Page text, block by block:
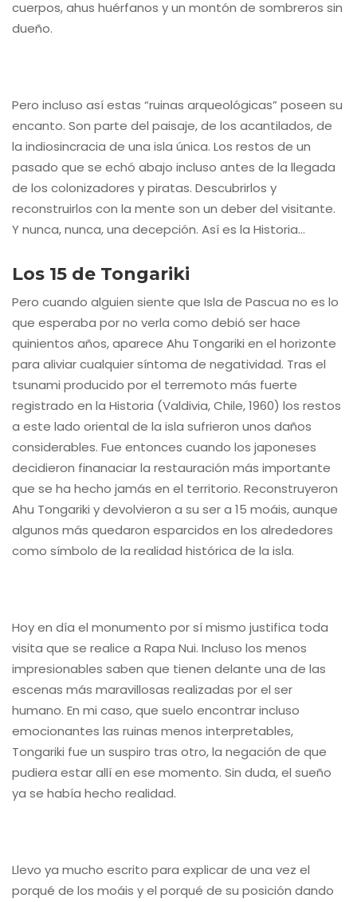
cuerpos, ahus huérfanos y un montón de sombreros sin
dueño.
Pero incluso así estas “ruinas arqueológicas” poseen su
encanto. Son parte del paisaje, de los acantilados, de
la indiosincracia de una isla única. Los restos de un
pasado que se echó abajo incluso antes de la llegada
de los colonizadores y piratas. Descubrirlos y
reconstruirlos con la mente son un deber del visitante.
Y nunca, nunca, una decepción. Así es la Historia…
Los 15 de Tongariki
Pero cuando alguien siente que Isla de Pascua no es lo
que esperaba por no verla como debió ser hace
quinientos años, aparece Ahu Tongariki en el horizonte
para aliviar cualquier síntoma de negatividad. Tras el
tsunami producido por el terremoto más fuerte
registrado en la Historia (Valdivia, Chile, 1960) los restos
a este lado oriental de la isla sufrieron unos daños
considerables. Fue entonces cuando los japoneses
decidieron finanaciar la restauración más importante
que se ha hecho jamás en el territorio. Reconstruyeron
Ahu Tongariki y devolvieron a su ser a 15 moáis, aunque
algunos más quedaron esparcidos en los alrededores
como símbolo de la realidad histórica de la isla.
Hoy en día el monumento por sí mismo justifica toda
visita que se realice a Rapa Nui. Incluso los menos
impresionables saben que tienen delante una de las
escenas más maravillosas realizadas por el ser
humano. En mi caso, que suelo encontrar incluso
emocionantes las ruinas menos interpretables,
Tongariki fue un suspiro tras otro, la negación de que
pudiera estar allí en ese momento. Sin duda, el sueño
ya se había hecho realidad.
Llevo ya mucho escrito para explicar de una vez el
porqué de los moáis y el porqué de su posición dando